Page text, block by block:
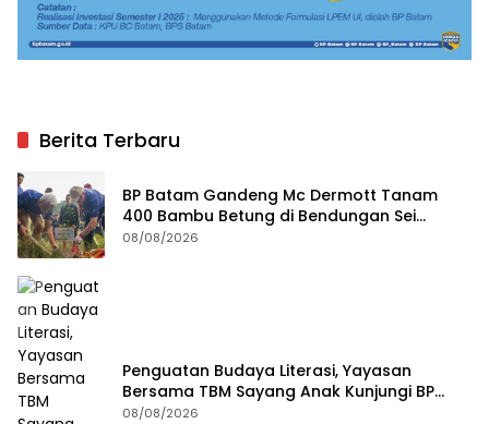
Berita Terbaru
BP Batam Gandeng Mc Dermott Tanam
400 Bambu Betung di Bendungan Sei
Nongsa
08/08/2026
Penguatan Budaya Literasi, Yayasan
Bersama TBM Sayang Anak Kunjungi BP
Batam
08/08/2026